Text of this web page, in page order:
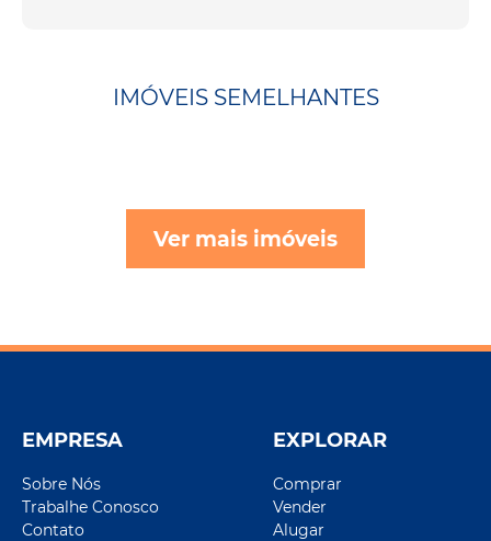
IMÓVEIS SEMELHANTES
Ver mais imóveis
EMPRESA
Sobre Nós
Trabalhe Conosco
Contato
EXPLORAR
Comprar
Vender
Alugar